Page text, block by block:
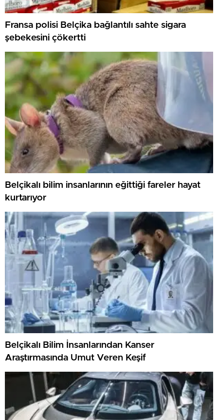
Fransa polisi Belçika bağlantılı sahte sigara
şebekesini çökertti
Belçikalı bilim insanlarının eğittiği fareler hayat
kurtarıyor
Belçikalı Bilim İnsanlarından Kanser
Araştırmasında Umut Veren Keşif